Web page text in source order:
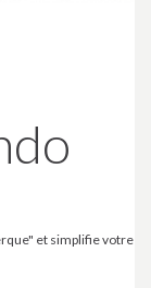
et simplifie votre